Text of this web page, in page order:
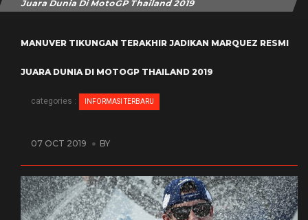
Juara Dunia Di MotoGP Thailand 2019
MANUVER TIKUNGAN TERAKHIR JADIKAN MARQUEZ RESMI
JUARA DUNIA DI MOTOGP THAILAND 2019
categories : INFORMASI TERBARU
07 OCT 2019 BY